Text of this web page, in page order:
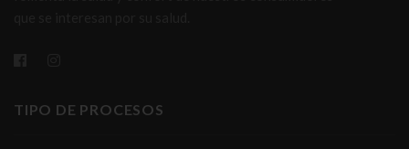
TIPO DE PROCESOS